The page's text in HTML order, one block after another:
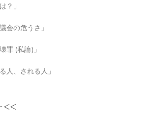
」
の危うさ」
(私論)」
、される人」
<<